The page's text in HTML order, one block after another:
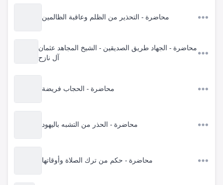
محاضرة - التحذير من الظلم وعاقبة الظالمين
محاضرة - الجهاد طريق الصديقين - الشيخ المجاهد عثمان
آل نازح
محاضرة - الحجاب فريضة
محاضرة - الحذر من التشبه باليهود
محاضرة - حكم من ترك الصلاة وأوقاتها